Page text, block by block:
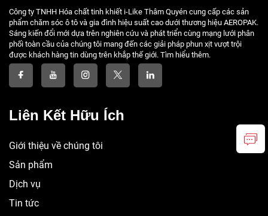
Công ty TNHH Hóa chất tinh khiết i-Like Thâm Quyén cung cấp các sản
phẩm chăm sóc ô tô và gia đình hiệu suất cao dưới thương hiệu AEROPAK.
Sáng kiến đổi mới dựa trên nghiên cứu và phát triển cùng mạng lưới phân
phối toàn cầu của chúng tôi mang đến các giải pháp phun xịt vượt trội
được khách hàng tin dùng trên khắp thế giới. Tìm hiểu thêm.
Liên Kết Hữu Ích
Giới thiệu về chúng tôi
Sản phẩm
Dịch vụ
Tin tức